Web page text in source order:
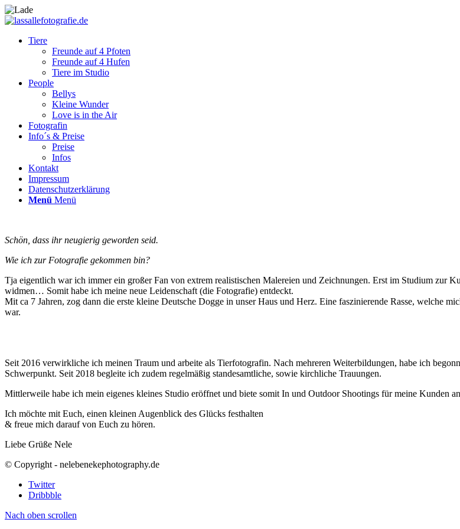
Tiere
Freunde auf 4 Pfoten
Freunde auf 4 Hufen
Tiere im Studio
People
Bellys
Kleine Wunder
Love is in the Air
Fotografin
Info´s & Preise
Preise
Infos
Kontakt
Impressum
Datenschutzerklärung
Menü Menü
Schön, dass ihr neugierig geworden seid.
Wie ich zur Fotografie gekommen bin?
Tja eigentlich war ich immer ein großer Fan von extrem realistischen Malereien und Zeichnungen. Erst im Studium zur
widmen… Somit habe ich meine neue Leidenschaft (die Fotografie) entdeckt.
Mit ca 7 Jahren, zog dann die erste kleine Deutsche Dogge in unser Haus und Herz. Eine faszinierende Rasse, welche
war.
Seit 2016 verwirkliche ich meinen Traum und arbeite als Tierfotografin. Nach mehreren Weiterbildungen, habe ich
Schwerpunkt. Seit 2018 begleite ich zudem regelmäßig standesamtliche, sowie kirchliche Trauungen.
Mittlerweile habe ich mein eigenes kleines Studio eröffnet und biete somit In und Outdoor Shootings für meine Kunden
Ich möchte mit Euch, einen kleinen Augenblick des Glücks festhalten
& freue mich darauf von Euch zu hören.
Liebe Grüße Nele
© Copyright - nelebenekephotography.de
Twitter
Dribbble
Nach oben scrollen